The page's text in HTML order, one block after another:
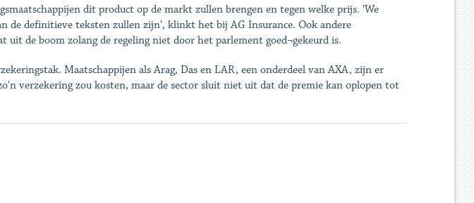
dit product op de markt zullen brengen en tegen welke prijs. 'We
de definitieve teksten zullen zijn', klinkt het bij AG Insurance. Ook andere
uit de boom zolang de regeling niet door het parlement goed¬gekeurd is.
Maatschappijen als Arag, Das en LAR, een onderdeel van AXA, zijn er
verzekering zou kosten, maar de sector sluit niet uit dat de premie kan oplopen tot